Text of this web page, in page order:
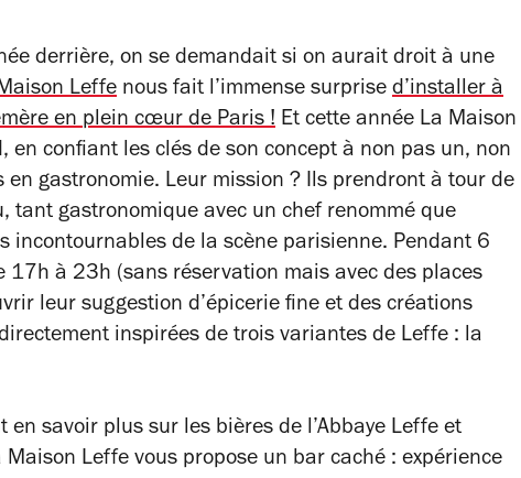
derrière, on se demandait si on aurait droit à une
Leffe nous fait l’immense surprise d’installer à
en plein cœur de Paris ! Et cette année La Maison
en confiant les clés de son concept à non pas un, non
en gastronomie. Leur mission ? Ils prendront à tour de
tant gastronomique avec un chef renommé que
incontournables de la scène parisienne. Pendant 6
à 23h (sans réservation mais avec des places
leur suggestion d’épicerie fine et des créations
inspirées de trois variantes de Leffe : la
savoir plus sur les bières de l’Abbaye Leffe et
Leffe vous propose un bar caché : expérience